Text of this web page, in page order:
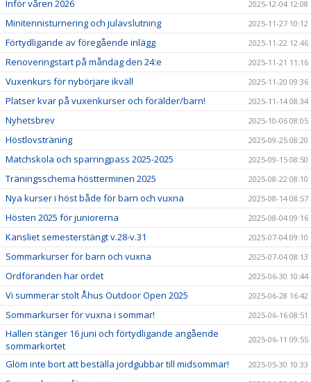
Inför våren 2026 2025-12-04 12:08
Minitennisturnering och julavslutning 2025-11-27 10:12
Förtydligande av föregående inlägg 2025-11-22 12:46
Renoveringstart på måndag den 24:e 2025-11-21 11:16
Vuxenkurs för nybörjare ikväll 2025-11-20 09:36
Platser kvar på vuxenkurser och förälder/barn! 2025-11-14 08:34
Nyhetsbrev 2025-10-06 08:05
Höstlovsträning 2025-09-25 08:20
Matchskola och sparringpass 2025-2025 2025-09-15 08:50
Träningsschema höstterminen 2025 2025-08-22 08:10
Nya kurser i höst både för barn och vuxna 2025-08-14 08:57
Hösten 2025 för juniorerna 2025-08-04 09:16
Kansliet semesterstängt v.28-v.31 2025-07-04 09:10
Sommarkurser för barn och vuxna 2025-07-04 08:13
Ordföranden har ordet 2025-06-30 10:44
Vi summerar stolt Åhus Outdoor Open 2025 2025-06-28 16:42
Sommarkurser för vuxna i sommar! 2025-06-16 08:51
Hallen stänger 16 juni och förtydligande angående
sommarkortet
2025-06-11 09:55
Glöm inte bort att beställa jordgubbar till midsommar! 2025-05-30 10:33